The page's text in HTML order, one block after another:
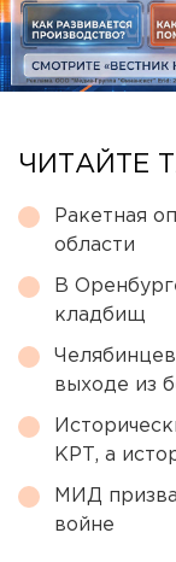
ЧИТАЙТЕ
Ракетная
области
В
кладбищ
выходе из
КРТ, а
МИД
войне